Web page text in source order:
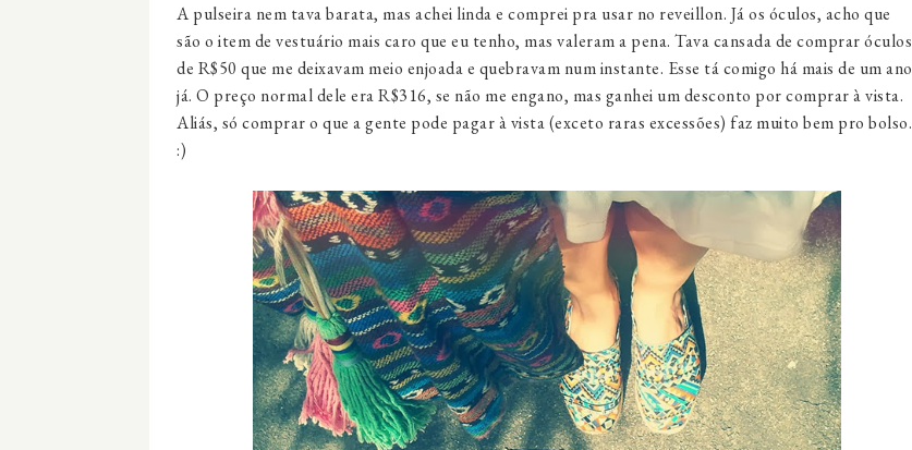
A pulseira nem tava barata, mas achei linda e comprei pra usar no reveillon. Já os óculos, acho que
são o item de vestuário mais caro que eu tenho, mas valeram a pena. Tava cansada de comprar óculos
de R$50 que me deixavam meio enjoada e quebravam num instante. Esse tá comigo há mais de um ano
já. O preço normal dele era R$316, se não me engano, mas ganhei um desconto por comprar à vista.
Aliás, só comprar o que a gente pode pagar à vista (exceto raras excessões) faz muito bem pro bolso.
:)